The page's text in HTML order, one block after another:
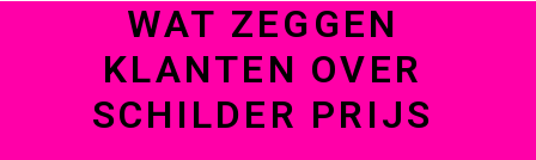
WAT ZEGGEN
KLANTEN OVER
SCHILDER PRIJS